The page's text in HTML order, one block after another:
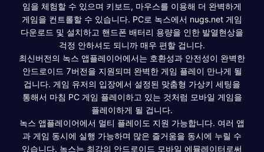
임을 체험할 수 있으며 키보드, 마우스를 이용해 더 완벽하게
게임을 컨트롤할 수 있습니다. PC로 녹스에서 nugs.net 게임
다운로드 및 설치하고 핸드폰 배터리 용량을 인한 발열현상을
걱정 안하셔도 되니까 매우 편할 겁니다.
최신버전의 녹스 앱플레이어에서는 호환성과 안전성이 완벽한
안드로이드 7버전을 지원되며 완벽한 게임 플레이 만나게 될
겁니다. 게임 유저의 입장에서 설정된 맞춤형 가상키 세팅을
통해서 마침 PC 게임 플레이하고 있는 것처럼 모바일 게임을
플레이하게 될 겁니다.
녹스 앱플레이어에서 멀티 플레이도 지원 가능합니다. 여러 앱
과 게임 동시에 실행 가능하며 많은 즐거움을 동시에 누릴 수
있습니다. 녹스는 최강의 안드로이드 모바일 에뮬레이터로써